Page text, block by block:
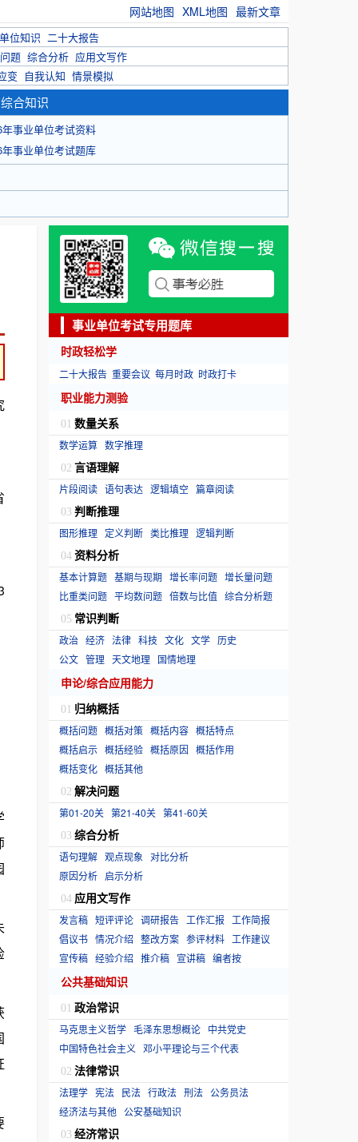
网站地图 XML地图 最新文章
位知识 二十大报告
题 综合分析 应用文写作
变 自我认知 情景模拟
合知识
年事业单位考试资料
年事业单位考试题库
事业单位考试专用题库
时政轻松学
二十大报告 重要会议 每月时政 时政打卡
职业能力测验
01 数量关系
数学运算 数字推理
02 言语理解
片段阅读 语句表达 逻辑填空 篇章阅读
03 判断推理
图形推理 定义判断 类比推理 逻辑判断
04 资料分析
基本计算题 基期与现期 增长率问题 增长量问题
比重类问题 平均数问题 倍数与比值 综合分析题
05 常识判断
政治 经济 法律 科技 文化 文学 历史
公文 管理 天文地理 国情地理
申论/综合应用能力
01 归纳概括
概括问题 概括对策 概括内容 概括特点
概括启示 概括经验 概括原因 概括作用
概括变化 概括其他
02 解决问题
第01-20关 第21-40关 第41-60关
03 综合分析
语句理解 观点现象 对比分析
原因分析 启示分析
04 应用文写作
发言稿 短评评论 调研报告 工作汇报
工作简报
倡议书 情况介绍 整改方案 参评材料 工作建议
宣传稿 经验介绍 推介稿 宣讲稿 编者按
公共基础知识
01 政治常识
马克思主义哲学 毛泽东思想概论 中共党史
中国特色社会主义 邓小平理论与三个代表
02 法律常识
法理学 宪法 民法 行政法 刑法 公务员法
经济法与其他 公安基础知识
03 经济常识